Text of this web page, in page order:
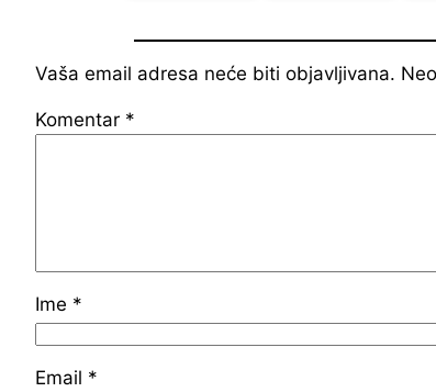
Vaša email adresa neće biti objavljivana.
Komentar *
Ime *
Email *